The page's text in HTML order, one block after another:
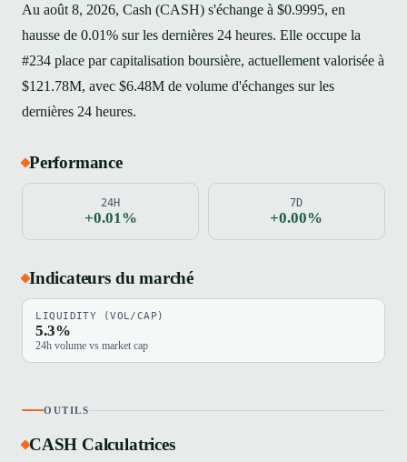
Au août 8, 2026, Cash (CASH) s'échange à $0.9995, en
hausse de 0.01% sur les dernières 24 heures. Elle occupe la
#234 place par capitalisation boursière, actuellement valorisée à
$121.78M, avec $6.48M de volume d'échanges sur les
dernières 24 heures.
Performance
24H
+0.01%
7D
+0.00%
Indicateurs du marché
LIQUIDITY (VOL/CAP)
5.3%
24h volume vs market cap
OUTILS
CASH Calculatrices